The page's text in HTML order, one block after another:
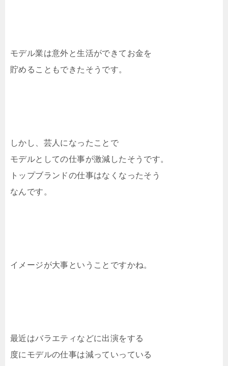
モデル業は意外と生活ができてお金を
貯めることもできたそうです。
しかし、芸人になったことで
モデルとしての仕事が激減したそうです。
トップブランドの仕事はなくなったそう
なんです。
イメージが大事ということですかね。
最近はバラエティなどに出演をする
度にモデルの仕事は減っていっている